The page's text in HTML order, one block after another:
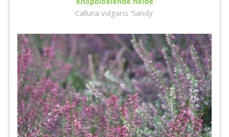
Calluna vulgaris 'Sandy'